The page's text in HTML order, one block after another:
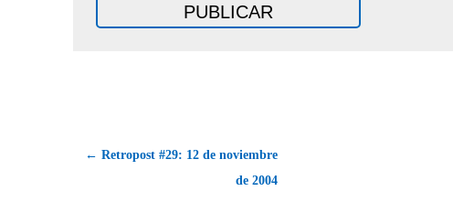
← Retropost #29: 12 de noviembre
de 2004